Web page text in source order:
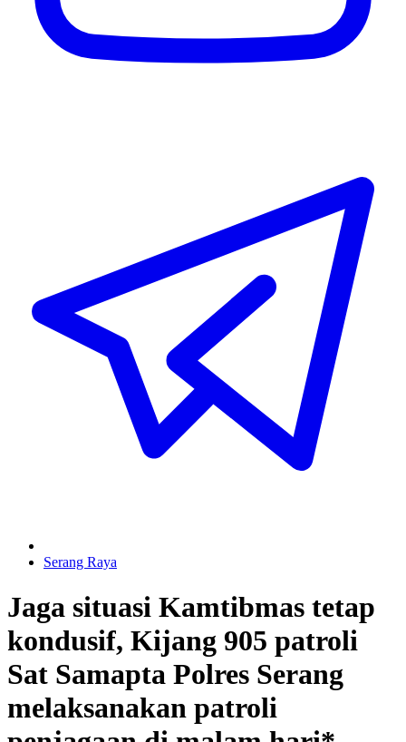
Serang Raya
Jaga situasi Kamtibmas tetap
kondusif, Kijang 905 patroli
Sat Samapta Polres Serang
melaksanakan patroli